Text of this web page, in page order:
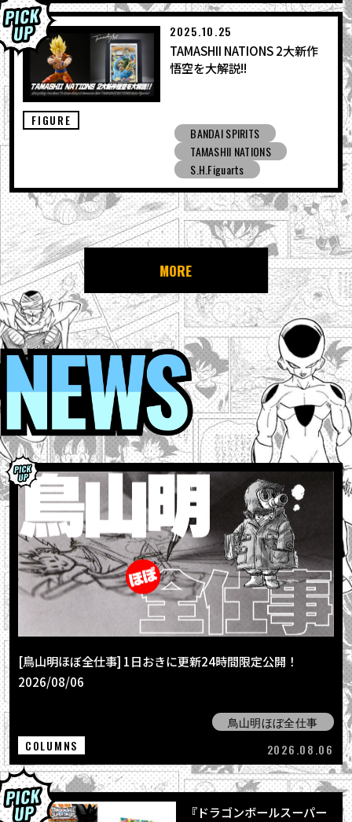
FIGURE
2025.10.25
TAMASHII NATIONS 2大新作
悟空を大解説!!
BANDAI SPIRITS
TAMASHII NATIONS
S.H.Figuarts
MORE
NEWS
[鳥山明ほぼ全仕事] 1日おきに更新24時間限定公開！
2026/08/06
鳥山明ほぼ全仕事
COLUMNS
2026.08.06
『ドラゴンボールスーパー